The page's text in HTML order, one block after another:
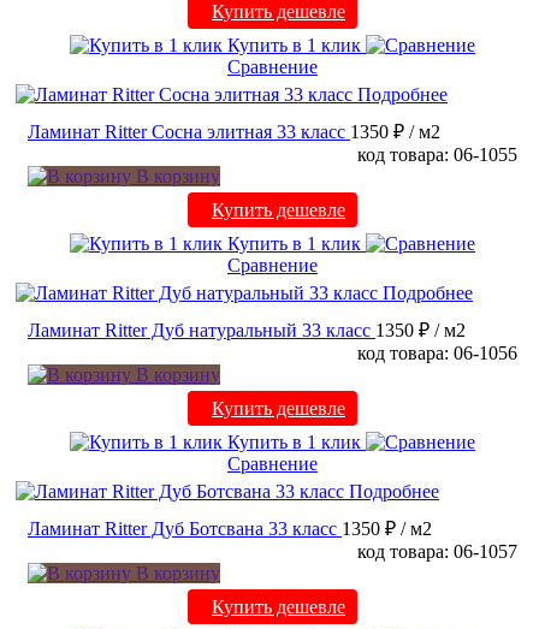
Купить дешевле
Купить в 1 клик
Сравнение
Подробнее
Ламинат Ritter Сосна элитная 33 класс 1350 ₽ / м2
код товара: 06-1055
В корзину
Купить дешевле
Купить в 1 клик
Сравнение
Подробнее
Ламинат Ritter Дуб натуральный 33 класс 1350 ₽ / м2
код товара: 06-1056
В корзину
Купить дешевле
Купить в 1 клик
Сравнение
Подробнее
Ламинат Ritter Дуб Ботсвана 33 класс 1350 ₽ / м2
код товара: 06-1057
В корзину
Купить дешевле